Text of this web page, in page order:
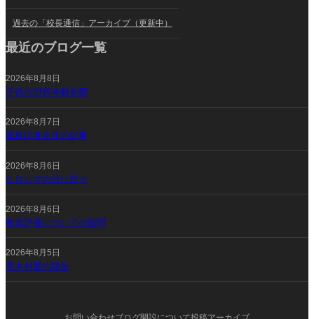
過去の「校長通信」アーカイブ（更新中）
最近のブログ一覧
2026年8月8日
子供のSNS年齢制限
2026年8月7日
遺族記者会見の記事
2026年8月6日
ヒロシマの日に思う
2026年8月6日
教員評価についての疑問
2026年8月5日
荒木村重の謀反